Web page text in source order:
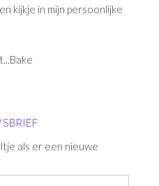
kijkje in mijn persoonlijke
als er een nieuwe